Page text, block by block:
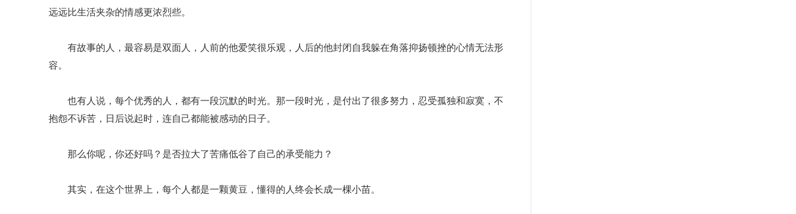
远远比生活夹杂的情感更浓烈些。
有故事的人，最容易是双面人，人前的他爱笑很乐观，人后的他封闭自我躲在角落抑扬顿挫的心情无法形
容。
也有人说，每个优秀的人，都有一段沉默的时光。那一段时光，是付出了很多努力，忍受孤独和寂寞，不
抱怨不诉苦，日后说起时，连自己都能被感动的日子。
那么你呢，你还好吗？是否拉大了苦痛低谷了自己的承受能力？
其实，在这个世界上，每个人都是一颗黄豆，懂得的人终会长成一棵小苗。